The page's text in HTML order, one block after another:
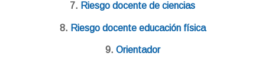
7. Riesgo docente de ciencias
8. Riesgo docente educación física
9. Orientador